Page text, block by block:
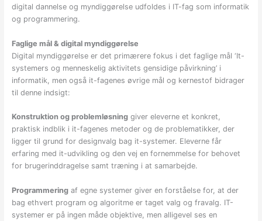
digital dannelse og myndiggørelse udfoldes i IT-fag som informatik
og programmering.
Faglige mål & digital myndiggørelse
Digital myndiggørelse er det primærere fokus i det faglige mål ‘It-
systemers og menneskelig aktivitets gensidige påvirkning’ i
informatik, men også it-fagenes øvrige mål og kernestof bidrager
til denne indsigt:
Konstruktion og problemløsninggiver eleverne et konkret,
praktisk indblik i it-fagenes metoder og de problematikker, der
ligger til grund for designvalg bag it-systemer. Eleverne får
erfaring med it-udvikling og den vej en fornemmelse for behovet
for brugerinddragelse samt træning i at samarbejde.
Programmeringaf egne systemer giver en forståelse for, at der
bag ethvert program og algoritme er taget valg og fravalg. IT-
systemer er på ingen måde objektive, men alligevel ses en